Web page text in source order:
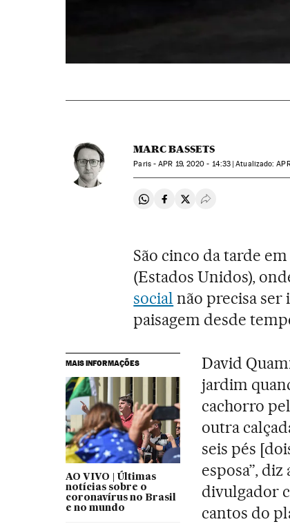
MARC BASSETS
Paris -APR 19, 2020 - 14:33 atualizado:
Compartir en Whatsapp
Compartir en Facebook
Compartir en Twitter
Desplegar Redes
São cinco da tarde
(Estados Unidos),
social não precisa ser
paisagem desde
MAIS INFORMAÇÕES
AO VIVO | Últimas
notícias sobre o
coronavírus no Brasil
e no mundo
David
jardim
cachorro
outra
seis pés
esposa”,
divulgador
cantos do